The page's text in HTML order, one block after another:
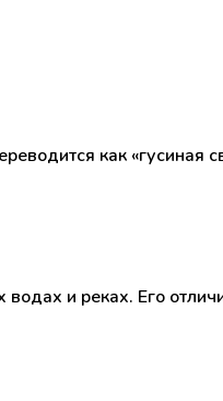
как
и реках. Его